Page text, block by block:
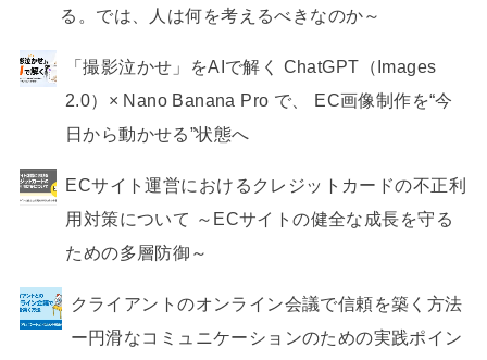
る。では、人は何を考えるべきなのか～
「撮影泣かせ」をAIで解く ChatGPT（Images
2.0）× Nano Banana Pro で、 EC画像制作を“今
日から動かせる”状態へ
ECサイト運営におけるクレジットカードの不正利
用対策について ～ECサイトの健全な成長を守る
ための多層防御～
クライアントのオンライン会議で信頼を築く方法
ー円滑なコミュニケーションのための実践ポイン